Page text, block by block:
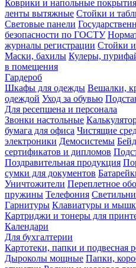
Коврики и напольные покрытия
ленты вытяжные Стойки и
Световые панели
безопасности по ГОСТУ
журналы регистрации Стойки и
Маски, бахилы Кулеры,
в помещения
Гардероб
Шкафы для одежды Вешалки,
одеждой Уход за обувью
Для ресепшена и персонала
Звонки настольные
бумага для офиса Чистящие
электроники Демосистемы
сертификатов и дипломов
Поздравительная продукция
сумки для документов
Уничтожители Переплетное
пружины Телефония
Гарнитуры Клавиатуры и
Картриджи и тонеры для
Календари
Для бухгалтерии
Картотеки, папки и подвесная
Дыроколы мощные Папки,